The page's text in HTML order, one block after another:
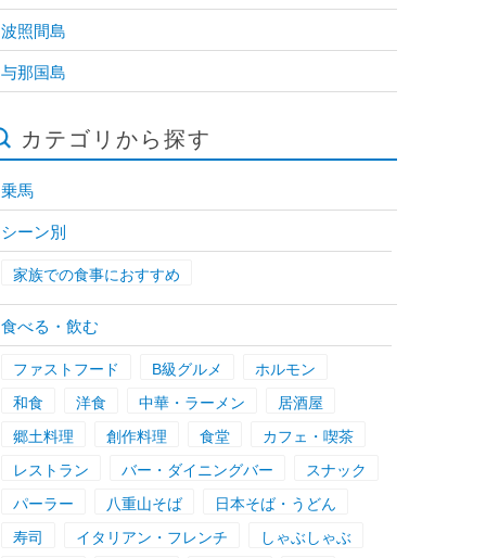
波照間島
与那国島
カテゴリから探す
乗馬
シーン別
家族での食事におすすめ
食べる・飲む
ファストフード B級グルメ
ホルモン
和食
洋食 中華・ラーメン
居酒屋
郷土料理
創作料理 食堂
カフェ・喫茶
レストラン
バー・ダイニングバー
スナック
パーラー
八重山そば
日本そば・うどん
寿司
イタリアン・フレンチ
しゃぶしゃぶ